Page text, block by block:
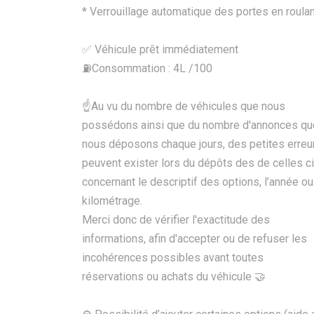
* Verrouillage automatique des portes en
✅ Véhicule prêt immédiatement
⛽️Consommation : 4L /100
☝Au vu du nombre de véhicules que nous
possédons ainsi que du nombre d'annonces
nous déposons chaque jours, des petites
peuvent exister lors du dépôts des de celles
concernant le descriptif des options, l’année
kilométrage.
Merci donc de vérifier l'exactitude des
informations, afin d'accepter ou de refuser les
incohérences possibles avant toutes
réservations ou achats du véhicule 🤝